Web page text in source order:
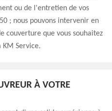
ou de l'entretien de vos
; nous pouvons intervenir en
couverture que vous souhaitez
KM Service.
À VOTRE